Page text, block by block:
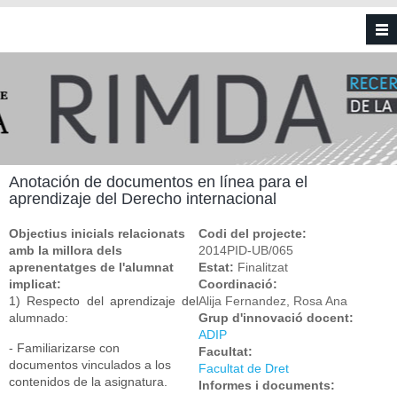
Vés al contingut
Anotación de documentos en línea para el
aprendizaje del Derecho internacional
Objectius inicials relacionats
amb la millora dels
aprenentatges de l'alumnat
implicat:
1) Respecto del aprendizaje del
alumnado:
- Familiarizarse con
documentos vinculados a los
contenidos de la asignatura.
Codi del projecte:
2014PID-UB/065
Estat: Finalitzat
Coordinació:
Alija Fernandez, Rosa Ana
Grup d'innovació docent:
ADIP
Facultat:
Facultat de Dret
Informes i documents: